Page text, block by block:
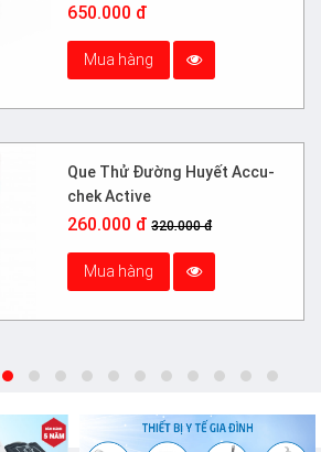
650.000 đ
Mua hàng
Que Thử Đường Huyết Accu-
chek Active
260.000 đ 320.000 đ
Mua hàng